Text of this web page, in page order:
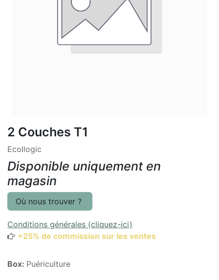
2 Couches T1
Ecollogic
Disponible uniquement en
magasin
Où nous trouver ?
Conditions générales (cliquez-ici)
+25% de commission sur les ventes
Box: Puériculture